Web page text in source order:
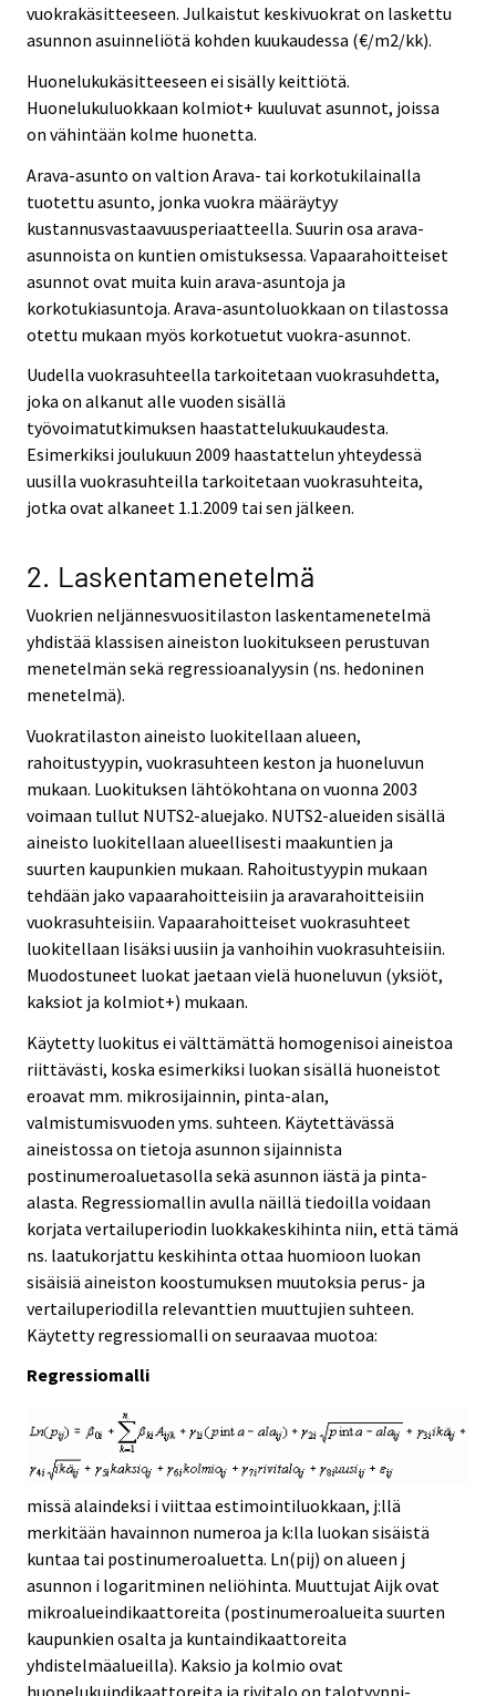
vuokrakäsitteeseen. Julkaistut keskivuokrat on laskettu
asunnon asuinneliötä kohden kuukaudessa (€/m2/kk).
Huonelukukäsitteeseen ei sisälly keittiötä.
Huonelukuluokkaan kolmiot+ kuuluvat asunnot, joissa
on vähintään kolme huonetta.
Arava-asunto on valtion Arava- tai korkotukilainalla
tuotettu asunto, jonka vuokra määräytyy
kustannusvastaavuusperiaatteella. Suurin osa arava-
asunnoista on kuntien omistuksessa. Vapaarahoitteiset
asunnot ovat muita kuin arava-asuntoja ja
korkotukiasuntoja. Arava-asuntoluokkaan on tilastossa
otettu mukaan myös korkotuetut vuokra-asunnot.
Uudella vuokrasuhteella tarkoitetaan vuokrasuhdetta,
joka on alkanut alle vuoden sisällä
työvoimatutkimuksen haastattelukuukaudesta.
Esimerkiksi joulukuun 2009 haastattelun yhteydessä
uusilla vuokrasuhteilla tarkoitetaan vuokrasuhteita,
jotka ovat alkaneet 1.1.2009 tai sen jälkeen.
2. Laskentamenetelmä
Vuokrien neljännesvuositilaston laskentamenetelmä
yhdistää klassisen aineiston luokitukseen perustuvan
menetelmän sekä regressioanalyysin (ns. hedoninen
menetelmä).
Vuokratilaston aineisto luokitellaan alueen,
rahoitustyypin, vuokrasuhteen keston ja huoneluvun
mukaan. Luokituksen lähtökohtana on vuonna 2003
voimaan tullut NUTS2-aluejako. NUTS2-alueiden sisällä
aineisto luokitellaan alueellisesti maakuntien ja
suurten kaupunkien mukaan. Rahoitustyypin mukaan
tehdään jako vapaarahoitteisiin ja aravarahoitteisiin
vuokrasuhteisiin. Vapaarahoitteiset vuokrasuhteet
luokitellaan lisäksi uusiin ja vanhoihin vuokrasuhteisiin.
Muodostuneet luokat jaetaan vielä huoneluvun (yksiöt,
kaksiot ja kolmiot+) mukaan.
Käytetty luokitus ei välttämättä homogenisoi aineistoa
riittävästi, koska esimerkiksi luokan sisällä huoneistot
eroavat mm. mikrosijainnin, pinta-alan,
valmistumisvuoden yms. suhteen. Käytettävässä
aineistossa on tietoja asunnon sijainnista
postinumeroaluetasolla sekä asunnon iästä ja pinta-
alasta. Regressiomallin avulla näillä tiedoilla voidaan
korjata vertailuperiodin luokkakeskihinta niin, että tämä
ns. laatukorjattu keskihinta ottaa huomioon luokan
sisäisiä aineiston koostumuksen muutoksia perus- ja
vertailuperiodilla relevanttien muuttujien suhteen.
Käytetty regressiomalli on seuraavaa muotoa:
Regressiomalli
missä alaindeksi i viittaa estimointiluokkaan, j:llä
merkitään havainnon numeroa ja k:lla luokan sisäistä
kuntaa tai postinumeroaluetta. Ln(pij) on alueen j
asunnon i logaritminen neliöhinta. Muuttujat Aijk ovat
mikroalueindikaattoreita (postinumeroalueita suurten
kaupunkien osalta ja kuntaindikaattoreita
yhdistelmäalueilla). Kaksio ja kolmio ovat
huonelukuindikaattoreita ja rivitalo on talotyyppi-